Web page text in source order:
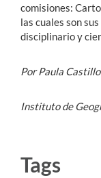
comisiones:
las cuales son
disciplinario y
Por Paula Castillo
Instituto de
Tags